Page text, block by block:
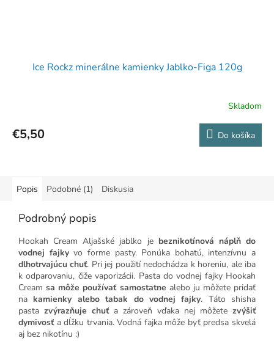
Ice Rockz minerálne kamienky Jablko-Figa 120g
Skladom
€5,50 Do košíka
Popis Podobné (1) Diskusia
Podrobný popis
Hookah Cream Aljašské jablko je beznikotínová náplň do
vodnej fajkyvo forme pasty. Ponúka bohatú, intenzívnu a
dlhotrvajúcu chuť. Pri jej použití nedochádza k horeniu, ale iba
k odparovaniu, čiže vaporizácii. Pasta do vodnej fajky Hookah
Creamsa môže používať samostatne alebo ju môžete pridať
na kamienky alebo tabak do vodnej fajky. Táto shisha
pasta zvýrazňuje chuťa zároveň vďaka nej môžete zvýšiť
dymivosťa dĺžku trvania. Vodná fajka môže byť predsa skvelá
aj bez nikotínu :)